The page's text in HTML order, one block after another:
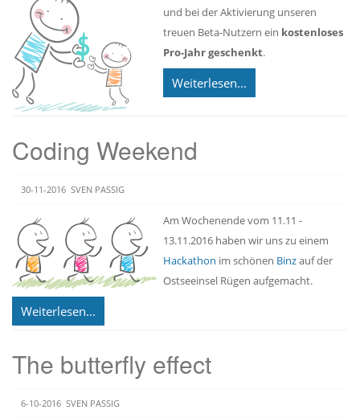
und bei der Aktivierung unseren
treuen Beta-Nutzern ein kostenloses
Pro-Jahr geschenkt.
Weiterlesen...
Coding Weekend
30-11-2016 SVEN PASSIG
Am Wochenende vom 11.11 -
13.11.2016 haben wir uns zu einem
Hackathon im schönen Binzauf der
Ostseeinsel Rügen aufgemacht.
Weiterlesen...
The butterfly effect
6-10-2016 SVEN PASSIG